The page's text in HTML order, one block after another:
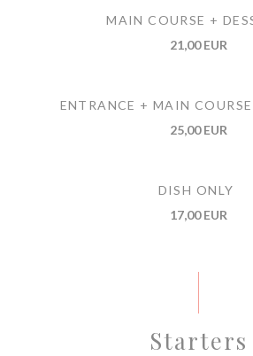
MAIN COURSE +
21,00 EUR
ENTRANCE + MAIN
25,00 EUR
DISH ONLY
17,00 EUR
Starters